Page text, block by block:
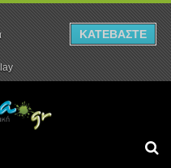
Ρεπορτάζ
ΚΑΤΕΒΑΣΤΕ